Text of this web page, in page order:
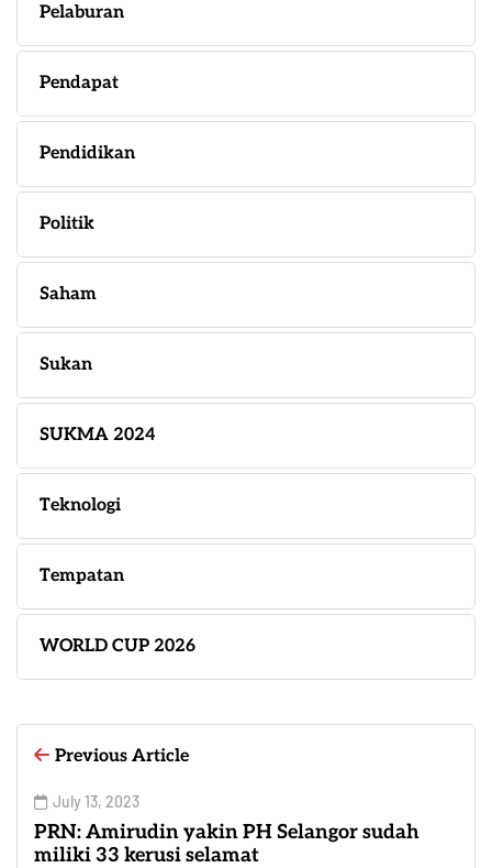
Pelaburan
Pendapat
Pendidikan
Politik
Saham
Sukan
SUKMA 2024
Teknologi
Tempatan
WORLD CUP 2026
Previous Article
July 13, 2023
PRN: Amirudin yakin PH Selangor sudah
miliki 33 kerusi selamat